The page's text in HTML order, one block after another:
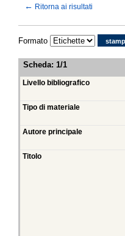
← Ritorna ai risultati
Formato
Scheda: 1/1
Livello bibliografico
Tipo di materiale
Autore principale
Titolo